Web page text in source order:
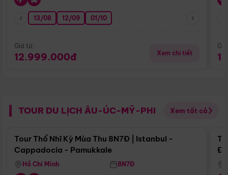
13/08 12/09 01/10
Giá từ:
12.999.000đ Xem chi tiết
TOUR DU LỊCH ÂU-ÚC-MỸ-PHI Xem tất cả
Điểm nổi bật
Tour Thổ Nhĩ Kỳ Mùa Thu 8N7Đ | Istanbul -
Cappadocia - Pamukkale
Hồ Chí Minh 8N7Đ